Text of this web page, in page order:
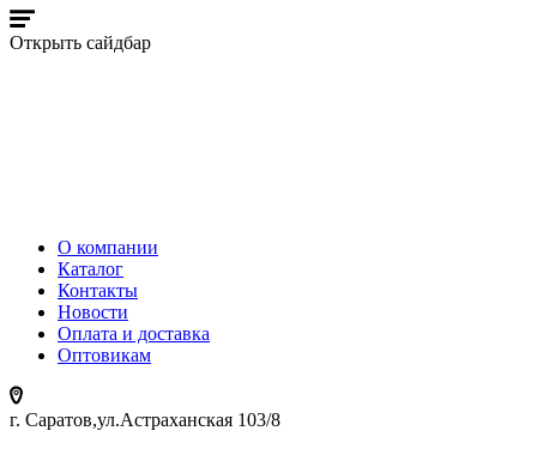
Открыть сайдбар
О компании
Каталог
Контакты
Новости
Оплата и доставка
Оптовикам
г. Саратов,ул.Астраханская 103/8